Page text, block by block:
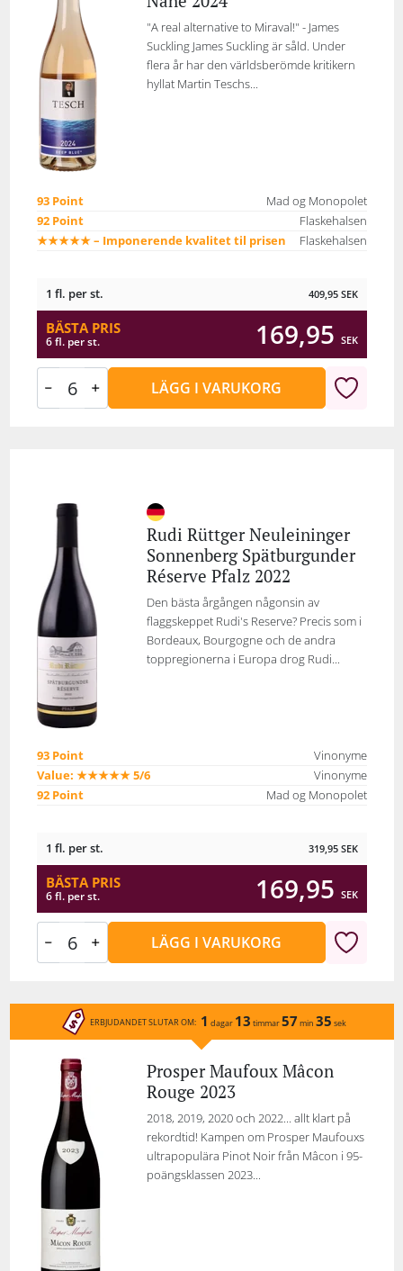
"A real alternative to Miraval!" - James
Suckling James Suckling är såld. Under
flera år har den världsberömde kritikern
hyllat Martin Teschs...
93 Point
Mad og Monopolet
92 Point
Flaskehalsen
★★★★★ – Imponerende kvalitet til prisen
Flaskehalsen
1 fl. per st. 409,95 SEK
BÄSTA PRIS
6 fl. per st. 169,95 SEK
LÄGG I VARUKORG
Rudi Rüttger Neuleininger
Sonnenberg Spätburgunder
Réserve Pfalz 2022
Den bästa årgången någonsin av
flaggskeppet Rudi's Reserve? Precis som i
Bordeaux, Bourgogne och de andra
toppregionerna i Europa drog Rudi...
93 Point
Vinonyme
Value: ★★★★★ 5/6
Vinonyme
92 Point
Mad og Monopolet
1 fl. per st. 319,95 SEK
BÄSTA PRIS
6 fl. per st. 169,95 SEK
LÄGG I VARUKORG
ERBJUDANDET SLUTAR OM: 1 dagar 13 timmar57 min 35 sek
Prosper Maufoux Mâcon
Rouge 2023
2018, 2019, 2020 och 2022... allt klart på
rekordtid! Kampen om Prosper Maufouxs
ultrapopulära Pinot Noir från Mâcon i 95-
poängsklassen 2023...